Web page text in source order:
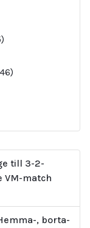
produkter
46
produkter
till 3-2-
VM-match
, borta-